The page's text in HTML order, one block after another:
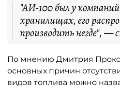
"АИ-100 был у компаний
хранилищах, его
производить негде", —
По мнению Дмитрия
основных причин
видов топлива можно